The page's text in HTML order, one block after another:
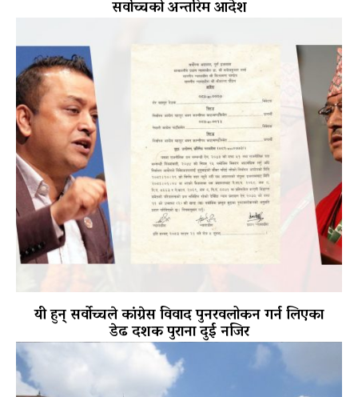
सर्वोच्चको अन्तरिम आदेश
यी हुन् सर्वोच्चले कांग्रेस विवाद पुनरवलोकन गर्न लिएका
डेढ दशक पुराना दुई नजिर